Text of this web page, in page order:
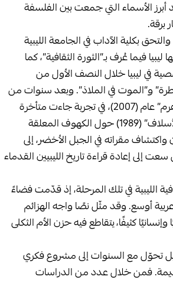
أبرز الأسماء التي جمعت بين الفلسفة
برقة.
موسى حمد حلاق في مدينة شحات “منطقة صنبّر” عام (1942)، والتحق بكلية الآداب في الجامعة الليبية
شهدتها ليبيا فيما عُرف بـ”الثورة الثقافية”، كما
في ليبيا خلال النصف الأول من
و”الموت في الملاذ”. وبعد سنوات من
الانقطاع عن كتابة القصة، عاد لاحقًا ليصدر مجموعته القصصية “قناص هرم” عام (2007)، في تجربة جاءت متأخرة
نسبيًا بعد انشغاله الطويل بالبحث التاريخي والأثري. كما صدر له “أوشاز الأسلاف” (1989) حول الكهوف المعلقة
وكفاحه ضد الرومان واكتشاف مقراته في الجبل الأخضر، إلى
الوجه الآخر” (2002)، وهي أعمال سعت إلى إعادة قراءة تاريخ الليبيين القدماء
الليبية في تلك المرحلة، إذ قدّمت فضاءً
عربية أوسع. وقد مثّل نصًا واجه الهزائم
كثيفًا، يتقاطع فيه حزن الأم الثكلى
بل تحوّل مع السنوات إلى مشروع فكري
فمن خلال عدد من الدراسات